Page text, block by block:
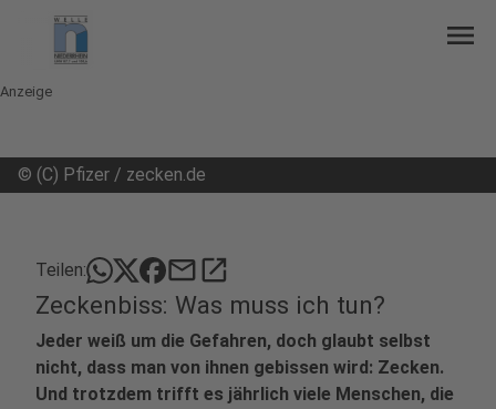
menu
Anzeige
© (C) Pfizer / zecken.de
Teilen: mailopen_in_new
Zeckenbiss: Was muss ich tun?
Jeder weiß um die Gefahren, doch glaubt selbst
nicht, dass man von ihnen gebissen wird: Zecken.
Und trotzdem trifft es jährlich viele Menschen, die